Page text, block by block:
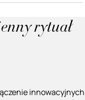
rytuał
innowacyjnych